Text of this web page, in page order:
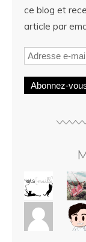
ce blog et
article par
Abonnez-